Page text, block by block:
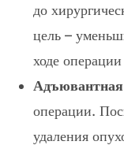
до
цель –
ходе
операции.
удаления